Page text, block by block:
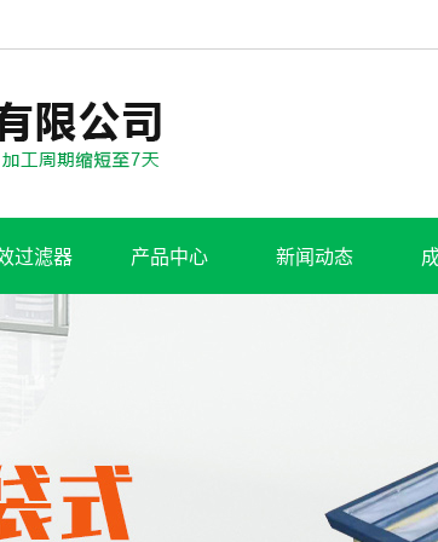
过滤器 产品中心 新闻动态